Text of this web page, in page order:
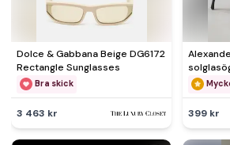
Dolce & Gabbana Beige DG6172
Rectangle Sunglasses
Bra skick
3 463 kr
linserna
399 kr